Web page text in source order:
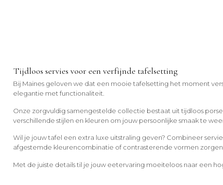
Tijdloos servies voor een verfijnde tafelsetting
Bij Maines geloven we dat een mooie tafelsetting het moment
elegantie met functionaliteit.
Onze zorgvuldig samengestelde collectie bestaat uit tijdloos
verschillende stijlen en kleuren om jouw persoonlijke smaak te
Wil je jouw tafel een extra luxe uitstraling geven? Combineer
afgestemde kleurencombinatie of contrasterende vormen
Met de juiste details til je jouw eetervaring moeiteloos naar een